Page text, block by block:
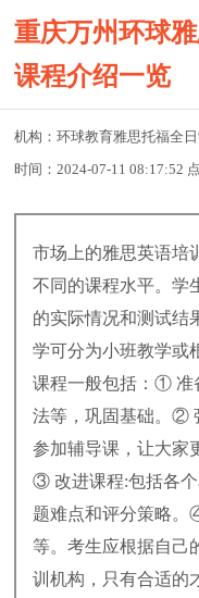
重庆万州环球
课程介绍一览
机构：环球教育雅思托福全
时间：2024-07-11 08:17:52
市场上的雅思英语培
不同的课程水平。学
的实际情况和测试结
学可分为小班教学或
课程一般包括：① 准
法等，巩固基础。②
参加辅导课，让大家
③ 改进课程:包括各
题难点和评分策略。
等。考生应根据自己
训机构，只有合适的